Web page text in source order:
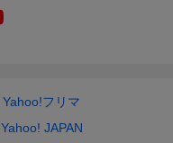
Yahoo!フリマ
Yahoo! JAPAN